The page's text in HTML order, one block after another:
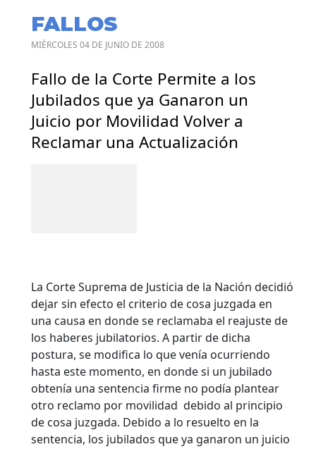
FALLOS
MIÉRCOLES 04 DE JUNIO DE 2008
Fallo de la Corte Permite a los
Jubilados que ya Ganaron un
Juicio por Movilidad Volver a
Reclamar una Actualización
La Corte Suprema de Justicia de la Nación decidió
dejar sin efecto el criterio de cosa juzgada en
una causa en donde se reclamaba el reajuste de
los haberes jubilatorios. A partir de dicha
postura, se modifica lo que venía ocurriendo
hasta este momento, en donde si un jubilado
obtenía una sentencia firme no podía plantear
otro reclamo por movilidad debido al principio
de cosa juzgada. Debido a lo resuelto en la
sentencia, los jubilados que ya ganaron un juicio